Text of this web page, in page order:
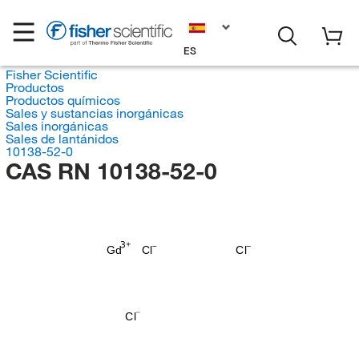
ES
Fisher Scientific
Productos
Productos químicos
Sales y sustancias inorgánicas
Sales inorgánicas
Sales de lantánidos
10138-52-0
CAS RN 10138-52-0
Cl Cl
Cl
Gd